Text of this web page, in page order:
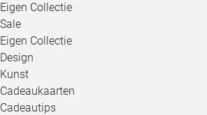
Eigen Collectie
Sale
Eigen Collectie
Design
Kunst
Cadeaukaarten
Cadeautips